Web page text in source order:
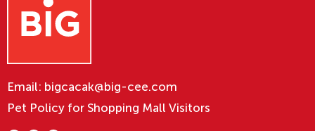
Email: bigcacak@big-cee.com
Pet Policy for Shopping Mall Visitors